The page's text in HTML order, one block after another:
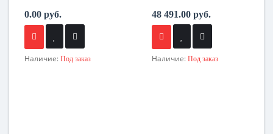
0.00 руб.
Наличие: Под заказ
48 491.00 руб.
Наличие: Под заказ